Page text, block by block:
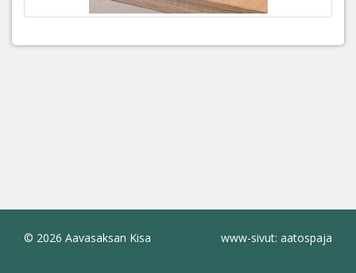
© 2026 Aavasaksan Kisa www-sivut: aatospaja